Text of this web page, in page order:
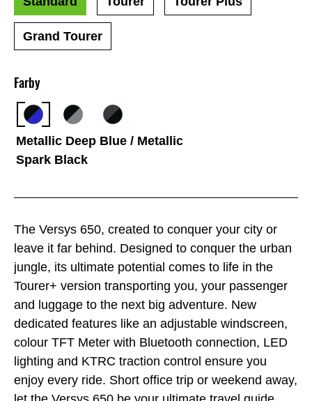
The Versys 650, created to conquer your city or
leave it far behind. Designed to conquer the urban
jungle, its ultimate potential comes to life in the
Tourer+ version transporting you, your passenger
and luggage to the next big adventure. New
dedicated features like an adjustable windscreen,
colour TFT Meter with Bluetooth connection, LED
lighting and KTRC traction control ensure you
enjoy every ride. Short office trip or weekend away,
Farby
Metallic Deep Blue / Metallic
Spark Black
Grand Tourer